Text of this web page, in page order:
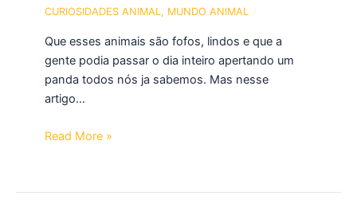
CURIOSIDADES ANIMAL, MUNDO ANIMAL
Que esses animais são fofos, lindos e que a
gente podia passar o dia inteiro apertando um
panda todos nós ja sabemos. Mas nesse
artigo…
Read More »